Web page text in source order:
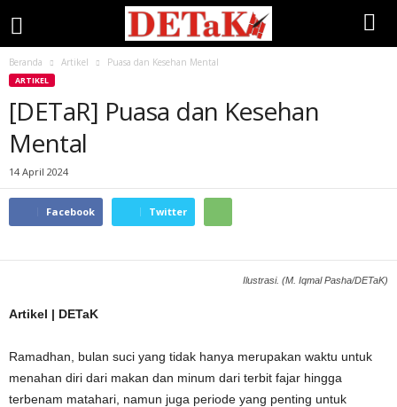
Beranda Artikel Puasa dan Kesehan Mental
ARTIKEL
[DETaR] Puasa dan Kesehan
Mental
14 April 2024
Facebook Twitter
Ilustrasi. (M. Iqmal Pasha/DETaK)
Artikel | DETaK
Ramadhan, bulan suci yang tidak hanya merupakan waktu untuk
menahan diri dari makan dan minum dari terbit fajar hingga
terbenam matahari, namun juga periode yang penting untuk